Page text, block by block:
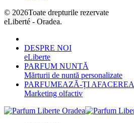
© 2026Toate drepturile rezervate
eLiberté - Oradea.
DESPRE NOI
eLiberte
PARFUM NUNTĂ
Mărturii de nuntă personalizate
PARFUMEAZĂ-ȚI AFACEREA
Marketing olfactiv